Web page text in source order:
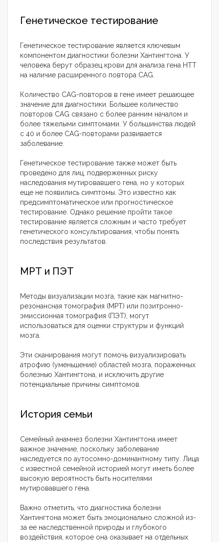
Генетическое тестирование
Генетическое тестирование является ключевым
компонентом диагностики болезни Хантингтона. У
человека берут образец крови для анализа гена HTT
на наличие расширенного повтора CAG.
Количество CAG-повторов в гене имеет решающее
значение для диагностики. Большее количество
повторов CAG связано с более ранним началом и
более тяжелыми симптомами. У большинства людей
с 40 и более CAG-повторами развивается
заболевание.
Генетическое тестирование также может быть
проведено для лиц, подверженных риску
наследования мутировавшего гена, но у которых
еще не появились симптомы. Это известно как
предсимптоматическое или прогностическое
тестирование. Однако решение пройти такое
тестирование является сложным и часто требует
генетического консультирования, чтобы понять
последствия результатов.
МРТ и ПЭТ
Методы визуализации мозга, такие как магнитно-
резонансная томография (МРТ) или позитронно-
эмиссионная томография (ПЭТ), могут
использоваться для оценки структуры и функций
мозга.
Эти сканирования могут помочь визуализировать
атрофию (уменьшение) областей мозга, пораженных
болезнью Хантингтона, и исключить другие
потенциальные причины симптомов.
История семьи
Семейный анамнез болезни Хантингтона имеет
важное значение, поскольку заболевание
наследуется по аутосомно-доминантному типу. Лица
с известной семейной историей могут иметь более
высокую вероятность быть носителями
мутировавшего гена.
Важно отметить, что диагностика болезни
Хантингтона может быть эмоционально сложной из-
за ее наследственной природы и глубокого
воздействия, которое она оказывает на отдельных